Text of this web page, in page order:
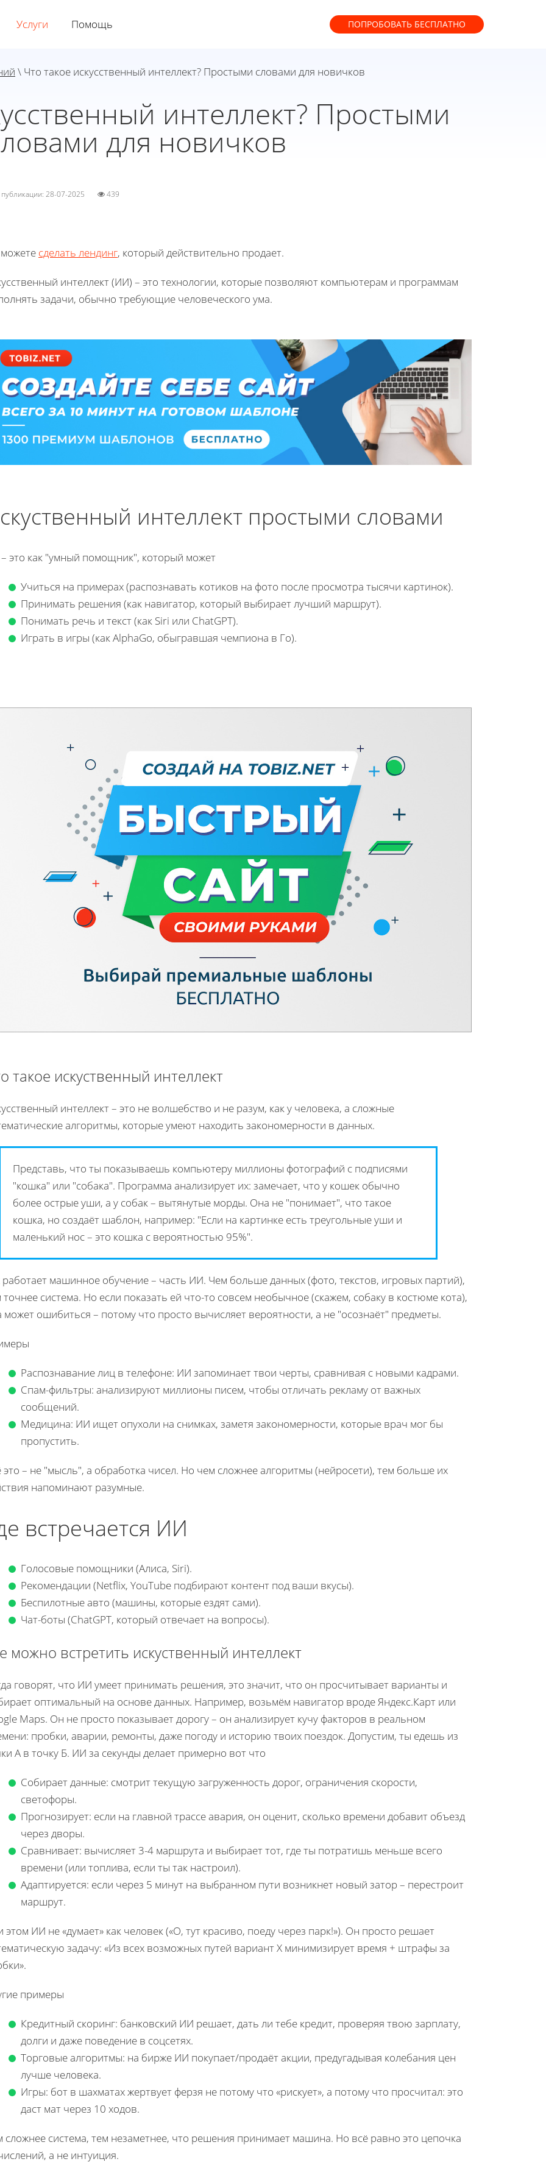
Услуги Помощь ПОПРОБОВАТЬ БЕСПЛАТНО
\ Что такое искусственный интеллект? Простыми словами для новичков
интеллект? Простыми
для новичков
публикации: 28-07-2025 439
сделать лендинг, который действительно продает.
интеллект (ИИ) – это технологии, которые позволяют компьютерам и программам
задачи, обычно требующие человеческого ума.
интеллект простыми словами
это как "умный помощник", который может
Учиться на примерах (распознавать котиков на фото после просмотра тысячи картинок).
Принимать решения (как навигатор, который выбирает лучший маршрут).
Понимать речь и текст (как Siri или ChatGPT).
Играть в игры (как AlphaGo, обыгравшая чемпиона в Го).
такое искуственный интеллект
интеллект – это не волшебство и не разум, как у человека, а сложные
алгоритмы, которые умеют находить закономерности в данных.
Представь, что ты показываешь компьютеру миллионы фотографий с подписями
"кошка" или "собака". Программа анализирует их: замечает, что у кошек обычно
более острые уши, а у собак – вытянутые морды. Она не "понимает", что такое
кошка, но создаёт шаблон, например: "Если на картинке есть треугольные уши и
маленький нос – это кошка с вероятностью 95%".
работает машинное обучение – часть ИИ. Чем больше данных (фото, текстов, игровых партий),
точнее система. Но если показать ей что-то совсем необычное (скажем, собаку в костюме кота),
может ошибиться – потому что просто вычисляет вероятности, а не "осознаёт" предметы.
Распознавание лиц в телефоне: ИИ запоминает твои черты, сравнивая с новыми кадрами.
Спам-фильтры: анализируют миллионы писем, чтобы отличать рекламу от важных
сообщений.
Медицина: ИИ ищет опухоли на снимках, заметя закономерности, которые врач мог бы
пропустить.
это – не "мысль", а обработка чисел. Но чем сложнее алгоритмы (нейросети), тем больше их
напоминают разумные.
встречается ИИ
Голосовые помощники (Алиса, Siri).
Рекомендации (Netflix, YouTube подбирают контент под ваши вкусы).
Беспилотные авто (машины, которые ездят сами).
Чат-боты (ChatGPT, который отвечает на вопросы).
можно встретить искуственный интеллект
говорят, что ИИ умеет принимать решения, это значит, что он просчитывает варианты и
оптимальный на основе данных. Например, возьмём навигатор вроде Яндекс.Карт или
Maps. Он не просто показывает дорогу – он анализирует кучу факторов в реальном
пробки, аварии, ремонты, даже погоду и историю твоих поездок. Допустим, ты едешь из
А в точку Б. ИИ за секунды делает примерно вот что
Собирает данные: смотрит текущую загруженность дорог, ограничения скорости,
светофоры.
Прогнозирует: если на главной трассе авария, он оценит, сколько времени добавит объезд
через дворы.
Сравнивает: вычисляет 3-4 маршрута и выбирает тот, где ты потратишь меньше всего
времени (или топлива, если ты так настроил).
Адаптируется: если через 5 минут на выбранном пути возникнет новый затор – перестроит
маршрут.
этом ИИ не «думает» как человек («О, тут красиво, поеду через парк!»). Он просто решает
задачу: «Из всех возможных путей вариант X минимизирует время + штрафы за
примеры
Кредитный скоринг: банковский ИИ решает, дать ли тебе кредит, проверяя твою зарплату,
долги и даже поведение в соцсетях.
Торговые алгоритмы: на бирже ИИ покупает/продаёт акции, предугадывая колебания цен
лучше человека.
Игры: бот в шахматах жертвует ферзя не потому что «рискует», а потому что просчитал: это
даст мат через 10 ходов.
сложнее система, тем незаметнее, что решения принимает машина. Но всё равно это цепочка
а не интуиция.